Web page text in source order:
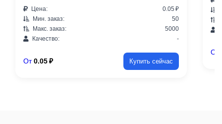
Цена:
0.05 ₽
Мин. заказ:
50
Макс. заказ:
5000
Качество:
-
От 0.05 ₽ Купить сейчас
От